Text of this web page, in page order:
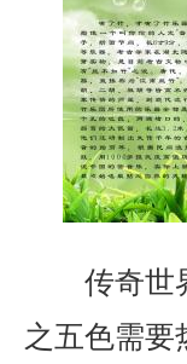
传奇世
之五色需要